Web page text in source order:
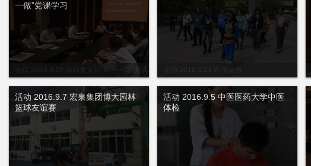
会议 2016.9.29 第四党支部“两学一做”党课
一做”党课学习
活动 2016.9.7 宏泉集团博大园林
篮球友谊赛
活动 2016.9.5 中医医药大学中医
体检